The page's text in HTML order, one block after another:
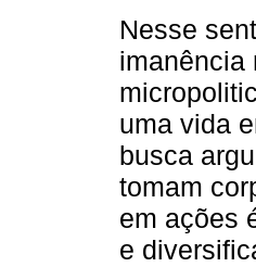
Nesse
imanência
uma vida
busca
tomam
em ações
e